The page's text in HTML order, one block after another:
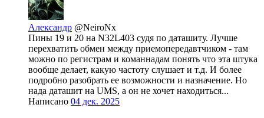
Александр @NeiroNx
Пины 19 и 20 на N32L403 судя по даташиту. Лучше
перехватить обмен между приемопередавтчиком - там
можно по регистрам и команнадам понять что эта штука
вообще делает, какую частоту слушает и т.д. И более
подробно разобрать ее возможности и назначение. Но
нада даташит на UMS, а он не хочет находиться...
Написано 04 дек. 2025